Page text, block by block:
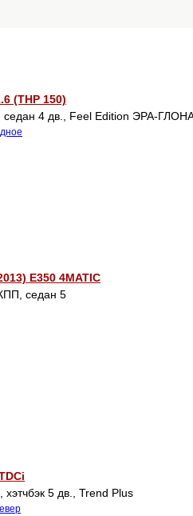
(THP 150)
4 дв., Feel Edition ЭРА-
E350 4MATIC
cедан 5
5 дв., Trend Plus